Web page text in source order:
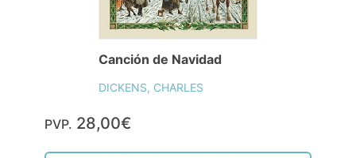
Canción de Navidad
DICKENS, CHARLES
PVP. 28,00€